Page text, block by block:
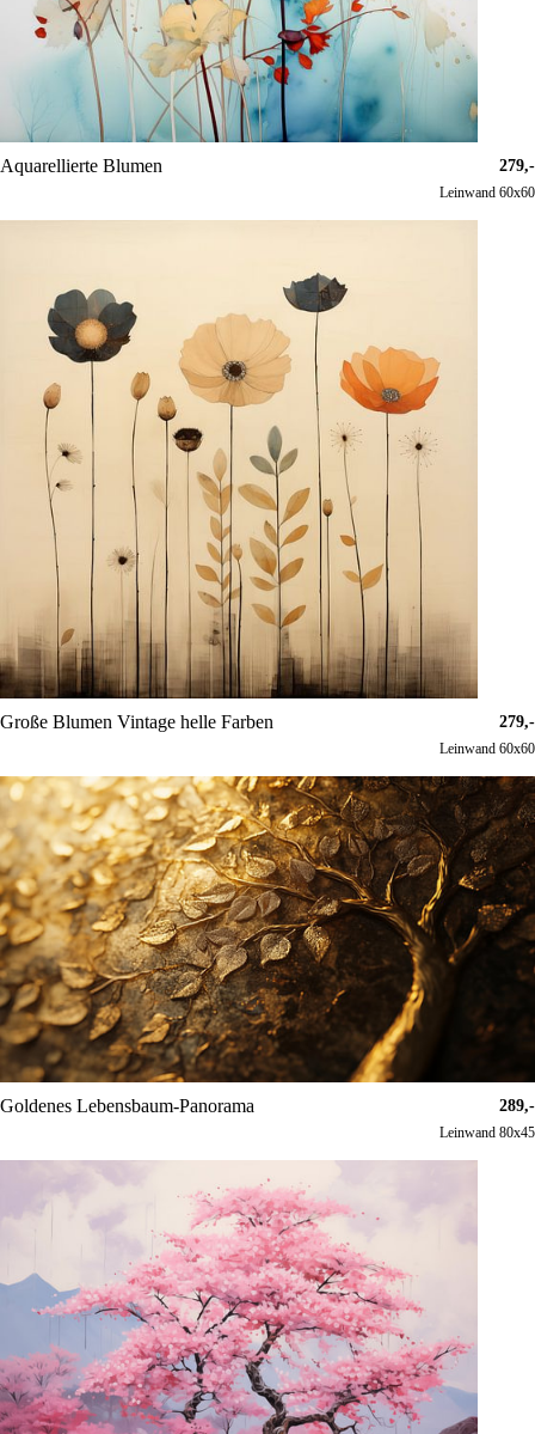
Aquarellierte Blumen 279,-
Leinwand 60x60
Große Blumen Vintage helle Farben 279,-
Leinwand 60x60
Goldenes Lebensbaum-Panorama 289,-
Leinwand 80x45